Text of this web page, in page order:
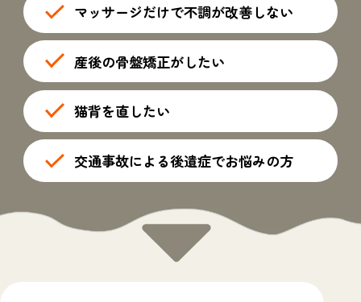
マッサージだけで不調が改善しない
産後の骨盤矯正がしたい
猫背を直したい
交通事故による後遺症でお悩みの方